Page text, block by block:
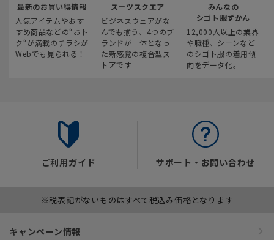
最新のお買い得情報
人気アイテムやおす
すめ商品などの“おト
ク“が満載のチラシが
Webでも見られる！
スーツスクエア
ビジネスウェアがな
んでも揃う、4つのブ
ランドが一体となっ
た新感覚の複合型ス
トアです
みんなの
シゴト服ずかん
12,000人以上の業界
や職種、シーンなど
のシゴト服の着用傾
向をデータ化。
ご利用ガイド サポート・お問い合わせ
※税表記がないものはすべて税込み価格となります
キャンペーン情報